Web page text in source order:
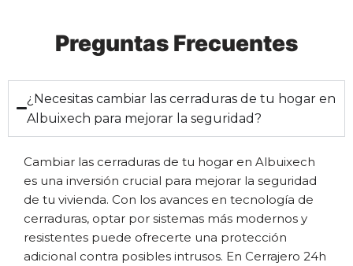
Preguntas Frecuentes
¿Necesitas cambiar las cerraduras de tu hogar en
Albuixech para mejorar la seguridad?
Cambiar las cerraduras de tu hogar en Albuixech
es una inversión crucial para mejorar la seguridad
de tu vivienda. Con los avances en tecnología de
cerraduras, optar por sistemas más modernos y
resistentes puede ofrecerte una protección
adicional contra posibles intrusos. En Cerrajero 24h